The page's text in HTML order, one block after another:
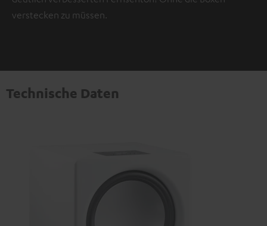
verstecken zu müssen.
Technische Daten